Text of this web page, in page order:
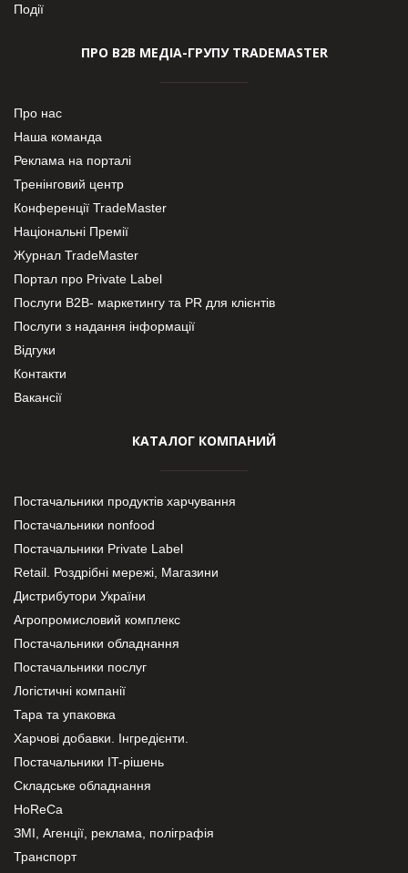
Події
ПРО В2В МЕДІА-ГРУПУ TRADEMASTER
Про нас
Наша команда
Реклама на порталі
Тренінговий центр
Конференції TradeMaster
Національні Премії
Журнал TradeMaster
Портал про Private Label
Послуги В2В- маркетингу та PR для клієнтів
Послуги з надання інформації
Відгуки
Контакти
Вакансії
КАТАЛОГ КОМПАНИЙ
Постачальники продуктів харчування
Постачальники nonfood
Постачальники Private Label
Retail. Роздрібні мережі, Магазини
Дистрибутори України
Агропромисловий комплекс
Постачальники обладнання
Постачальники послуг
Логістичні компанії
Тара та упаковка
Харчові добавки. Інгредієнти.
Постачальники IT-рішень
Складське обладнання
HoReCa
ЗМІ, Агенції, реклама, поліграфія
Транспорт